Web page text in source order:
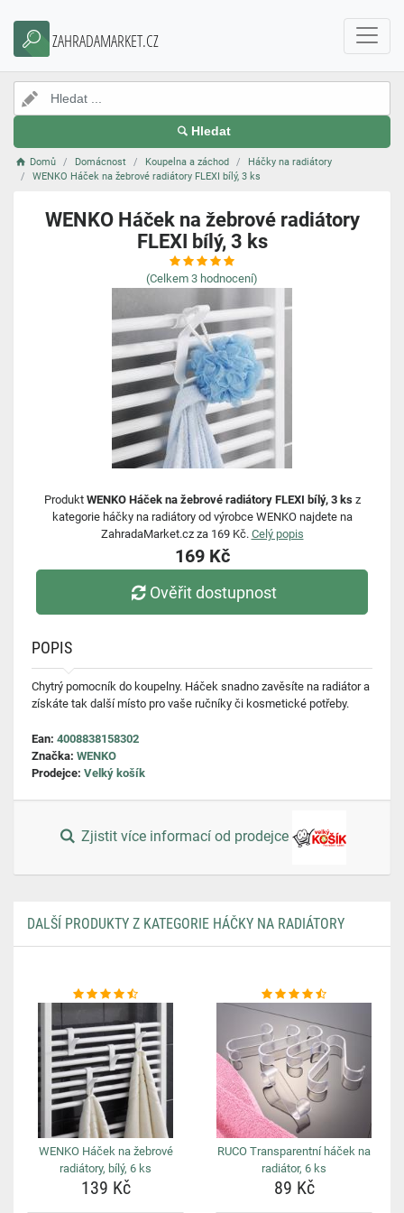
ZAHRADAMARKET.CZ
Hledat
Domů Domácnost Koupelna a záchod
Háčky na radiátory
WENKO Háček na žebrové radiátory FLEXI bílý, 3 ks
WENKO Háček na žebrové radiátory
FLEXI bílý, 3 ks
(Celkem 3 hodnocení)
Produkt WENKO Háček na žebrové radiátory FLEXI bílý, 3 ksz
kategorie háčky na radiátory od výrobce WENKO najdete na
ZahradaMarket.cz za 169 Kč. Celý popis
169 Kč
Ověřit dostupnost
POPIS
Chytrý pomocník do koupelny. Háček snadno zavěsíte na radiátor a
získáte tak další místo pro vaše ručníky či kosmetické potřeby.
Ean: 4008838158302
Značka: WENKO
Prodejce: Velký košík
Zjistit více informací od prodejce
DALŠÍ PRODUKTY Z KATEGORIE HÁČKY NA RADIÁTORY
WENKO Háček na žebrové
radiátory, bílý, 6 ks
139 Kč
RUCO Transparentní háček na
radiátor, 6 ks
89 Kč